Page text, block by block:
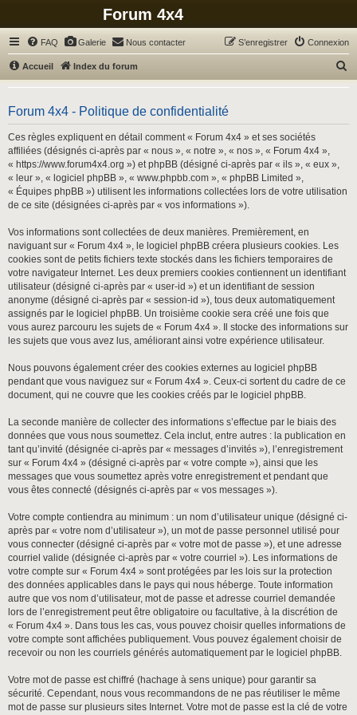
Forum 4x4
FAQ Galerie Nous contacter Connexion
S’enregistrer
Accueil Index du forum
h
Forum 4x4 - Politique de confidentialité
Ces règles expliquent en détail comment « Forum 4x4 » et ses sociétés
affiliées (désignés ci-après par « nous », « notre », « nos », « Forum 4x4 »,
« https://www.forum4x4.org ») et phpBB (désigné ci-après par « ils », « eux »,
« leur », « logiciel phpBB », « www.phpbb.com », « phpBB Limited »,
« Équipes phpBB ») utilisent les informations collectées lors de votre utilisation
de ce site (désignées ci-après par « vos informations »).
Vos informations sont collectées de deux manières. Premièrement, en
naviguant sur « Forum 4x4 », le logiciel phpBB créera plusieurs cookies. Les
cookies sont de petits fichiers texte stockés dans les fichiers temporaires de
votre navigateur Internet. Les deux premiers cookies contiennent un identifiant
utilisateur (désigné ci-après par « user-id ») et un identifiant de session
anonyme (désigné ci-après par « session-id »), tous deux automatiquement
assignés par le logiciel phpBB. Un troisième cookie sera créé une fois que
vous aurez parcouru les sujets de « Forum 4x4 ». Il stocke des informations sur
les sujets que vous avez lus, améliorant ainsi votre expérience utilisateur.
Nous pouvons également créer des cookies externes au logiciel phpBB
pendant que vous naviguez sur « Forum 4x4 ». Ceux-ci sortent du cadre de ce
document, qui ne couvre que les cookies créés par le logiciel phpBB.
La seconde manière de collecter des informations s’effectue par le biais des
données que vous nous soumettez. Cela inclut, entre autres : la publication en
tant qu’invité (désignée ci-après par « messages d’invités »), l’enregistrement
sur « Forum 4x4 » (désigné ci-après par « votre compte »), ainsi que les
messages que vous soumettez après votre enregistrement et pendant que
vous êtes connecté (désignés ci-après par « vos messages »).
Votre compte contiendra au minimum : un nom d’utilisateur unique (désigné ci-
après par « votre nom d’utilisateur »), un mot de passe personnel utilisé pour
vous connecter (désigné ci-après par « votre mot de passe »), et une adresse
courriel valide (désignée ci-après par « votre courriel »). Les informations de
votre compte sur « Forum 4x4 » sont protégées par les lois sur la protection
des données applicables dans le pays qui nous héberge. Toute information
autre que vos nom d’utilisateur, mot de passe et adresse courriel demandée
lors de l’enregistrement peut être obligatoire ou facultative, à la discrétion de
« Forum 4x4 ». Dans tous les cas, vous pouvez choisir quelles informations de
votre compte sont affichées publiquement. Vous pouvez également choisir de
recevoir ou non les courriels générés automatiquement par le logiciel phpBB.
Votre mot de passe est chiffré (hachage à sens unique) pour garantir sa
sécurité. Cependant, nous vous recommandons de ne pas réutiliser le même
mot de passe sur plusieurs sites Internet. Votre mot de passe est la clé de votre